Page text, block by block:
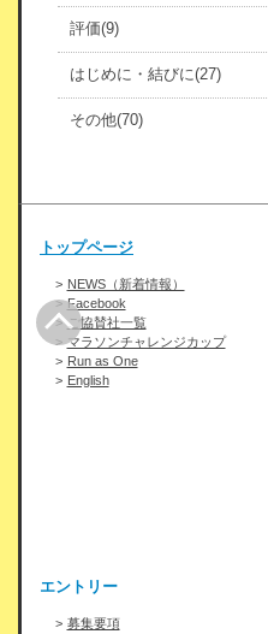
評価(9)
はじめに・結びに(27)
その他(70)
トップページ
NEWS（新着情報）
Facebook
ご協賛社一覧
マラソンチャレンジカップ
Run as One
English
エントリー
募集要項